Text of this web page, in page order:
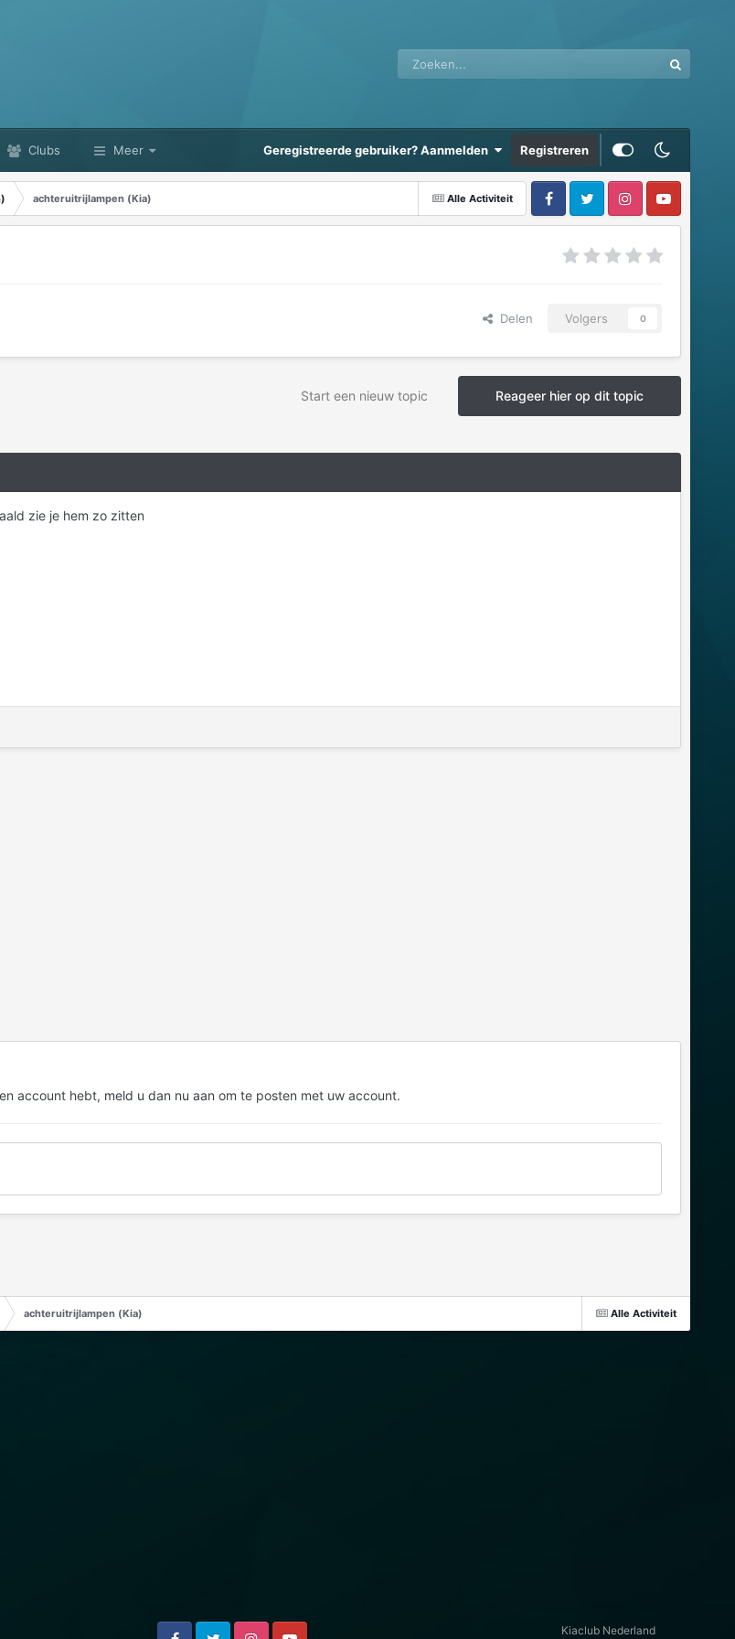
Clubs Meer Geregistreerde gebruiker? Aanmelden Registreren
Alle Activiteit
achteruitrijlampen (Kia)
Delen Volgers 0
Reageer hier op dit topic
Start een nieuw topic
zie je hem zo zitten
account hebt, meld u dan nu aan om te posten met uw account.
Alle Activiteit
achteruitrijlampen (Kia)
Kiaclub Nederland